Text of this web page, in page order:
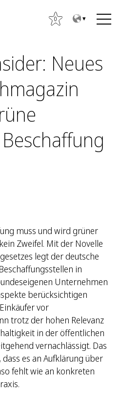
0
Neues
muss und wird grüner
Zweifel. Mit der Novelle
legt der deutsche
in
Unternehmen
berücksichtigen
vor
trotz der hohen Relevanz
in der öffentlichen
vernachlässigt. Das
es an Aufklärung über
fehlt wie an konkreten